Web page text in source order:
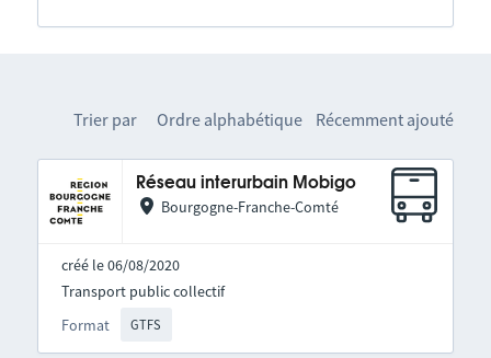
Trier par Ordre alphabétique Récemment ajouté
Réseau interurbain Mobigo
Bourgogne-Franche-Comté
créé le 06/08/2020
Format GTFS
Transport public collectif